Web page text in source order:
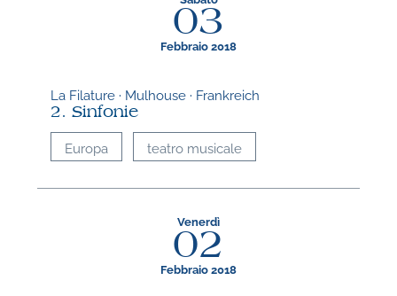
03
Febbraio 2018
La Filature · Mulhouse · Frankreich
2. Sinfonie
Europa teatro musicale
Venerdì
02
Febbraio 2018